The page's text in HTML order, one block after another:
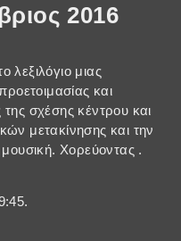
2016
μιας
και
σχέσης κέντρου και
μετακίνησης και την
Χορεύοντας .